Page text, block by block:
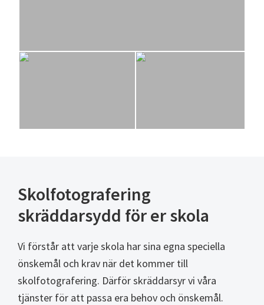
Skolfotografering
skräddarsydd för er skola
Vi förstår att varje skola har sina egna speciella
önskemål och krav när det kommer till
skolfotografering. Därför skräddarsyr vi våra
tjänster för att passa era behov och önskemål.